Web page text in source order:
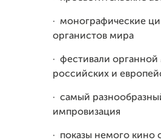
·
монографические
органистов мира
· фестивали
российских и
· самый
импровизация
· показы немого кино